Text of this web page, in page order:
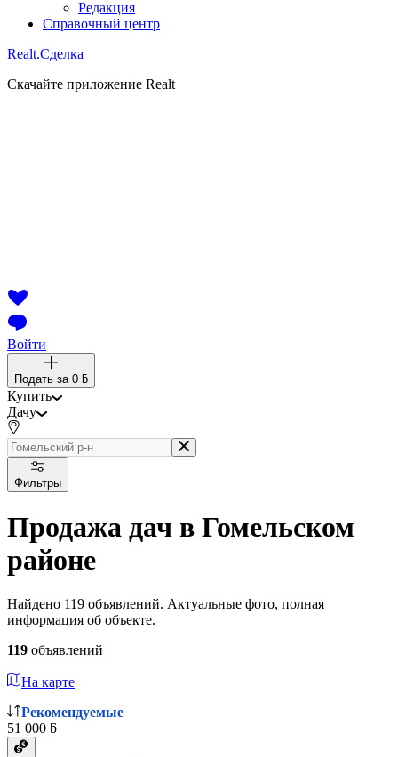
Редакция
Справочный центр
Realt.Сделка
Скачайте приложение Realt
Войти
Подать за 0 ƃ
Купить
Дачу
Фильтры
Продажа дач в Гомельском
районе
Найдено 119 объявлений. Актуальные фото, полная
информация об объекте.
119 объявлений
На карте
Рекомендуемые
51 000 ƃ